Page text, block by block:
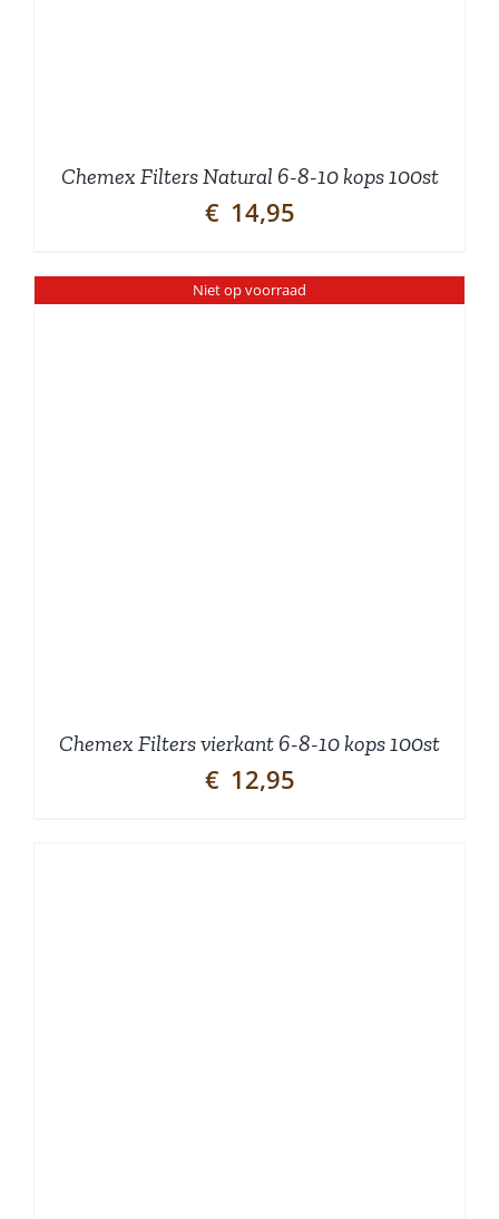
Chemex Filters Natural 6-8-10 kops 100st
€ 14,95
Niet op voorraad
Chemex Filters vierkant 6-8-10 kops 100st
€ 12,95